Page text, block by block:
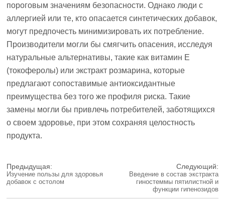
пороговым значениям безопасности. Однако люди с
аллергией или те, кто опасается синтетических добавок,
могут предпочесть минимизировать их потребление.
Производители могли бы смягчить опасения, исследуя
натуральные альтернативы, такие как витамин E
(токоферолы) или экстракт розмарина, которые
предлагают сопоставимые антиоксидантные
преимущества без того же профиля риска. Такие
замены могли бы привлечь потребителей, заботящихся
о своем здоровье, при этом сохраняя целостность
продукта.
Предыдущая:
Изучение пользы для здоровья
добавок с остолом
Следующий:
Введение в состав экстракта
гиностеммы пятилистной и
функции гипенозидов